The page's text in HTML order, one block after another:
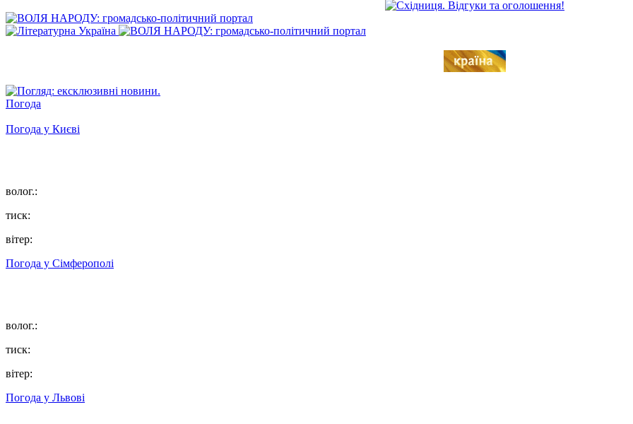
Погода
Погода у Києві
волог.:
тиск:
вітер:
Погода у Сімферополі
волог.:
тиск:
вітер:
Погода у Львові